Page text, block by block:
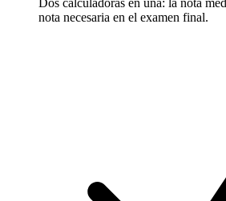
nota necesaria en el examen final.